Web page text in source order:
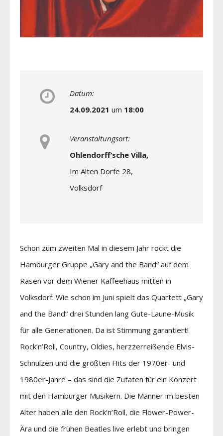
Datum:
24.09.2021 um 18:00
Veranstaltungsort:
Ohlendorff‘sche Villa,
Im Alten Dorfe 28,
Volksdorf
Schon zum zweiten Mal in diesem Jahr rockt die
Hamburger Gruppe „Gary and the Band“ auf dem
Rasen vor dem Wiener Kaffeehaus mitten in
Volksdorf. Wie schon im Juni spielt das Quartett „Gary
and the Band“ drei Stunden lang Gute-Laune-Musik
für alle Generationen. Da ist Stimmung garantiert!
Rock’n’Roll, Country, Oldies, herzzerreißende Elvis-
Schnulzen und die größten Hits der 1970er- und
1980er-Jahre – das sind die Zutaten für ein Konzert
mit den Hamburger Musikern. Die Männer im besten
Alter haben alle den Rock’n’Roll, die Flower-Power-
Ära und die frühen Beatles live erlebt und bringen